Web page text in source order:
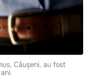
Căușeni, au fost